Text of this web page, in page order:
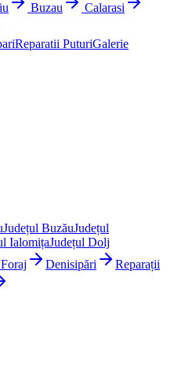
Buzau
Calarasi
Reparatii PuturiGalerie
Județul BuzăuJudețul
IalomițaJudețul Dolj
Denisipări
Reparații